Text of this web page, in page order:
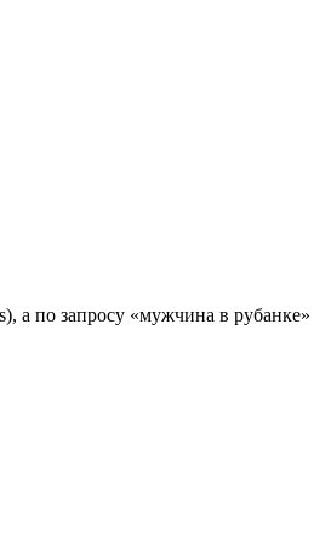
а по запросу «мужчина в рубанке»